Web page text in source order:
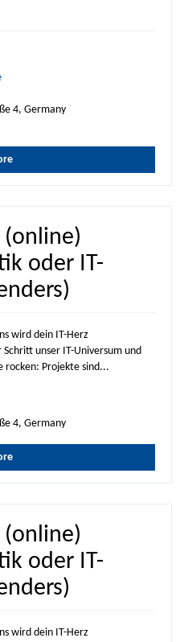
4, Germany
(online)
oder IT-
wird dein IT-Herz
unser IT-Universum und
rocken: Projekte sind...
4, Germany
(online)
oder IT-
wird dein IT-Herz